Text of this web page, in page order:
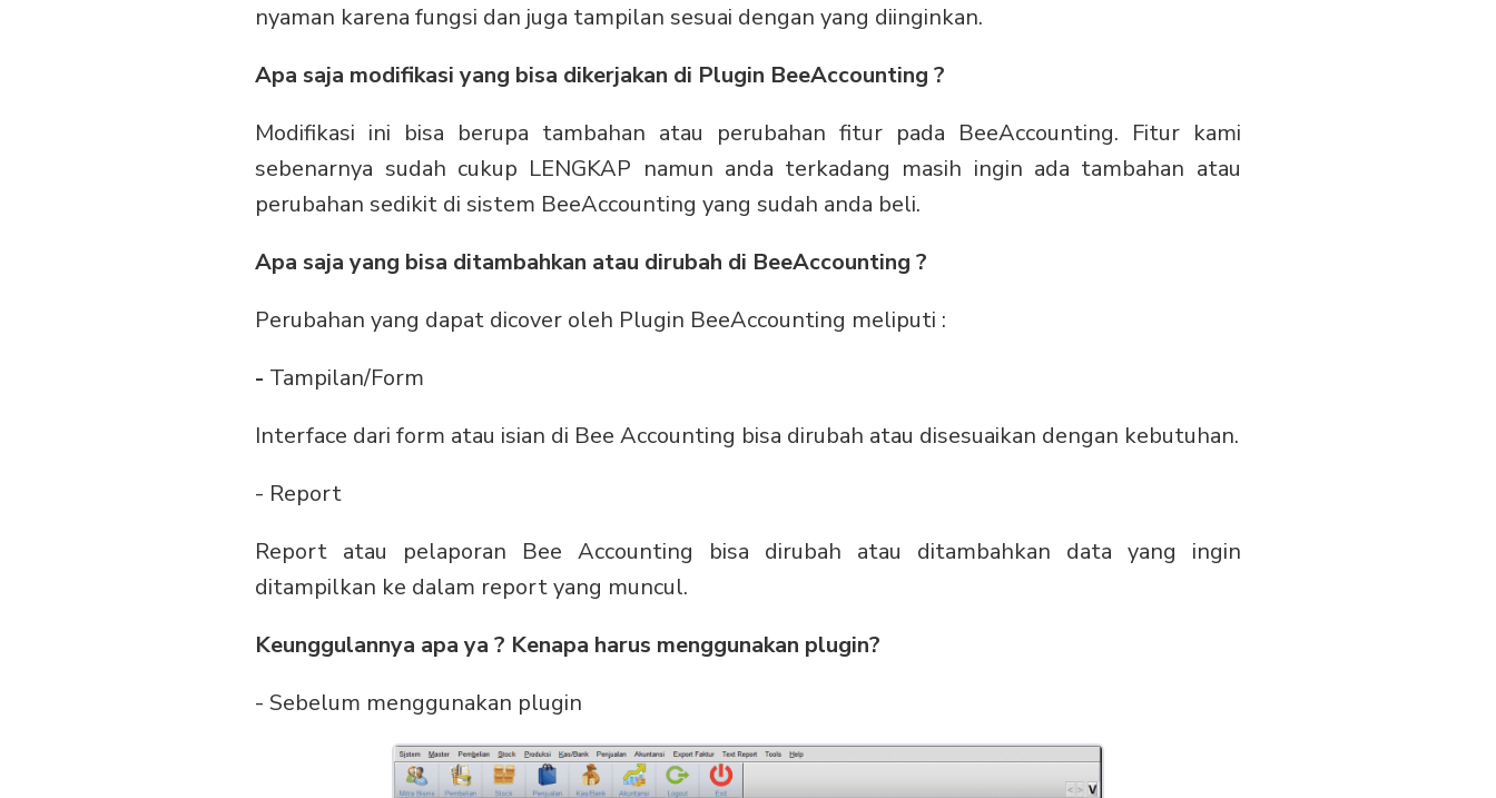
nyaman karena fungsi dan juga tampilan sesuai dengan yang diinginkan.
Apa saja modifikasi yang bisa dikerjakan di Plugin BeeAccounting ?
Modifikasi ini bisa berupa tambahan atau perubahan fitur pada BeeAccounting. Fitur kami
sebenarnya sudah cukup LENGKAP namun anda terkadang masih ingin ada tambahan atau
perubahan sedikit di sistem BeeAccounting yang sudah anda beli.
Apa saja yang bisa ditambahkan atau dirubah di BeeAccounting ?
Perubahan yang dapat dicover oleh Plugin BeeAccounting meliputi :
- Tampilan/Form
Interface dari form atau isian di Bee Accounting bisa dirubah atau disesuaikan dengan kebutuhan.
- Report
Report atau pelaporan Bee Accounting bisa dirubah atau ditambahkan data yang ingin
ditampilkan ke dalam report yang muncul.
Keunggulannya apa ya ? Kenapa harus menggunakan plugin?
- Sebelum menggunakan plugin